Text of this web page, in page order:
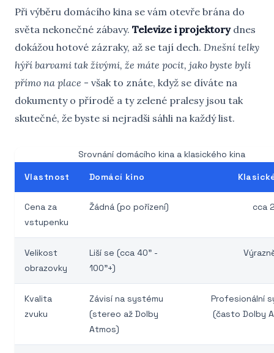
Při výběru domácího kina se vám otevře brána do
světa nekonečné zábavy. Televize i projektorydnes
dokážou hotové zázraky, až se tají dech. Dnešní telky
hýří barvami tak živými, že máte pocit, jako byste byli
přímo na place - však to znáte, když se díváte na
dokumenty o přírodě a ty zelené pralesy jsou tak
skutečné, že byste si nejradši sáhli na každý list.
Srovnání domácího kina a klasického kina
Vlastnost Domácí kino
Cena za
vstupenku
Žádná (po pořízení) cca
Velikost
obrazovky
Liší se (cca 40" -
100"+)
Kvalita
zvuku
Závisí na systému
(stereo až Dolby
Atmos)
Profesionální
(často Dolby